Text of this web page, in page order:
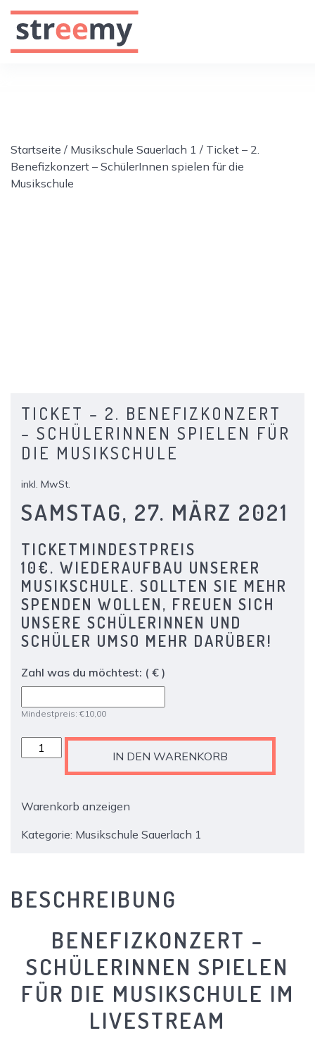
Startseite / Musikschule Sauerlach 1 / Ticket – 2.
Benefizkonzert – SchülerInnen spielen für die
Musikschule
TICKET – 2. BENEFIZKONZERT
– SCHÜLERINNEN SPIELEN FÜR
DIE MUSIKSCHULE
inkl. MwSt.
SAMSTAG, 27. MÄRZ 2021
TICKETMINDESTPREIS
10€. WIEDERAUFBAU UNSERER
MUSIKSCHULE. SOLLTEN SIE MEHR
SPENDEN WOLLEN, FREUEN SICH
UNSERE SCHÜLERINNEN UND
SCHÜLER UMSO MEHR DARÜBER!
Zahl was du möchtest: ( € )
Mindestpreis: €10,00
Ticket
-
-
SchülerInnen
Musikschule
IN DEN WARENKORB
Warenkorb anzeigen
Kategorie: Musikschule Sauerlach 1
BESCHREIBUNG
BENEFIZKONZERT –
SCHÜLERINNEN SPIELEN
FÜR DIE MUSIKSCHULE IM
LIVESTREAM